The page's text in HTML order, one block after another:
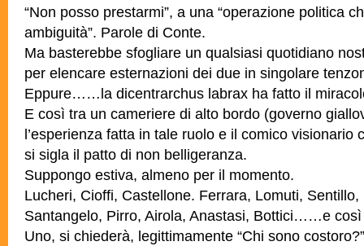
“Non posso prestarmi”, a una “operazione politica
ambiguità”. Parole di Conte.
Ma basterebbe sfogliare un qualsiasi quotidiano
per elencare esternazioni dei due in singolare
Eppure……la dicentrarchus labrax ha fatto il
E così tra un cameriere di alto bordo (governo
l’esperienza fatta in tale ruolo e il comico visionario
si sigla il patto di non belligeranza.
Suppongo estiva, almeno per il momento.
Lucheri, Cioffi, Castellone. Ferrara, Lomuti,
Santangelo, Pirro, Airola, Anastasi, Bottici……e così
Uno, si chiederà, legittimamente “Chi sono